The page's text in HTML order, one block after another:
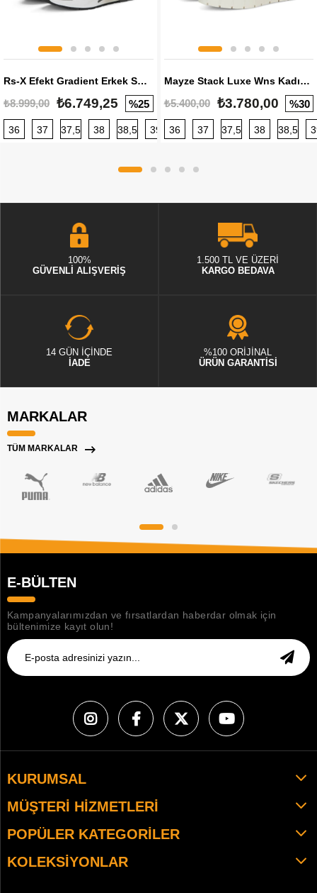
Rs-X Efekt Gradient Erkek Sneaker
₺8.999,00 ₺6.749,25 %25
36 37 37,5 38 38,5 39 40 40,5 41 42 42,5
Mayze Stack Luxe Wns Kadın Sneaker
₺5.400,00 ₺3.780,00 %30
36 37 37,5 38 38,5
100%
GÜVENLİ ALIŞVERİŞ
1.500 TL VE ÜZERİ
KARGO BEDAVA
14 GÜN İÇİNDE
İADE
%100 ORİJİNAL
ÜRÜN GARANTİSİ
MARKALAR
TÜM MARKALAR
E-BÜLTEN
Kampanyalarımızdan ve fırsatlardan haberdar olmak için
bültenimize kayıt olun!
KURUMSAL
MÜŞTERI HIZMETLERI
POPÜLER KATEGORILER
KOLEKSIYONLAR